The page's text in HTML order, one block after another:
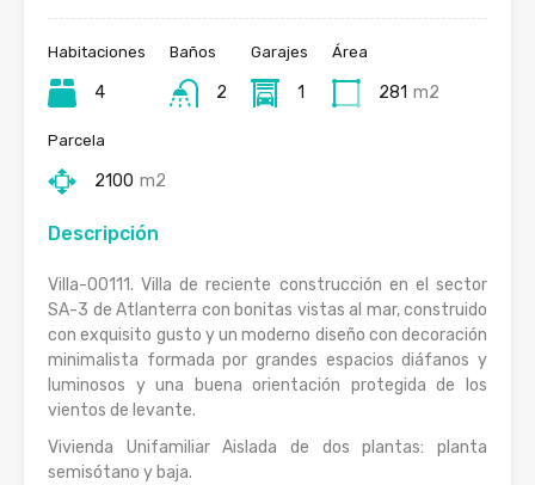
Habitaciones
4
Baños
2
Garajes
1
Área
281 m2
Parcela
2100 m2
Descripción
Villa-00111. Villa de reciente construcción en el sector
SA-3 de Atlanterra con bonitas vistas al mar, construido
con exquisito gusto y un moderno diseño con decoración
minimalista formada por grandes espacios diáfanos y
luminosos y una buena orientación protegida de los
vientos de levante.
Vivienda Unifamiliar Aislada de dos plantas: planta
semisótano y baja.